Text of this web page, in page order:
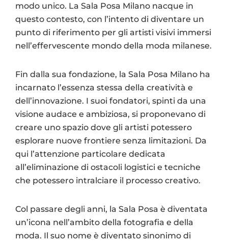
modo unico. La Sala Posa Milano nacque in
questo contesto, con l’intento di diventare un
punto di riferimento per gli artisti visivi immersi
nell’effervescente mondo della moda milanese.
Fin dalla sua fondazione, la Sala Posa Milano ha
incarnato l’essenza stessa della creatività e
dell’innovazione. I suoi fondatori, spinti da una
visione audace e ambiziosa, si proponevano di
creare uno spazio dove gli artisti potessero
esplorare nuove frontiere senza limitazioni. Da
qui l’attenzione particolare dedicata
all’eliminazione di ostacoli logistici e tecniche
che potessero intralciare il processo creativo.
Col passare degli anni, la Sala Posa è diventata
un’icona nell’ambito della fotografia e della
moda. Il suo nome è diventato sinonimo di